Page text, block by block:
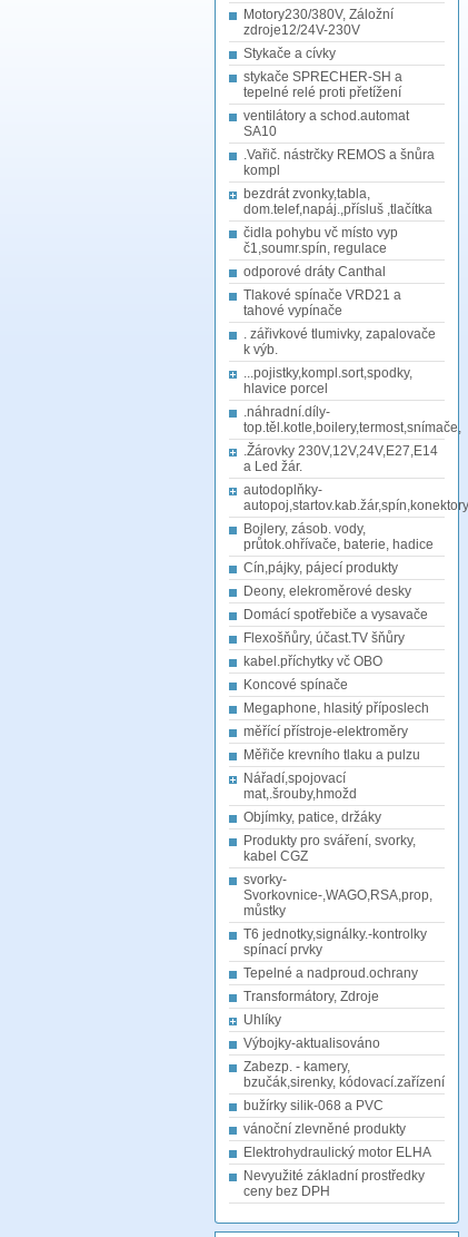
Motory230/380V, Záložní
zdroje12/24V-230V
Stykače a cívky
stykače SPRECHER-SH a
tepelné relé proti přetížení
ventilátory a schod.automat
SA10
.Vařič. nástrčky REMOS a šnůra
kompl
bezdrát zvonky,tabla,
dom.telef,napáj.,přísluš ,tlačítka
čidla pohybu vč místo vyp
č1,soumr.spín, regulace
odporové dráty Canthal
Tlakové spínače VRD21 a
tahové vypínače
. zářivkové tlumivky, zapalovače
k výb.
...pojistky,kompl.sort,spodky,
hlavice porcel
.náhradní.díly-
top.těl.kotle,boilery,termost,snímače,
.Žárovky 230V,12V,24V,E27,E14
a Led žár.
autodoplňky-
Bojlery, zásob. vody,
průtok.ohřívače, baterie, hadice
Cín,pájky, pájecí produkty
Deony, elekroměrové desky
Domácí spotřebiče a vysavače
Flexošňůry, účast.TV šňůry
kabel.příchytky vč OBO
Koncové spínače
Megaphone, hlasitý příposlech
měřící přístroje-elektroměry
Měřiče krevního tlaku a pulzu
Nářadí,spojovací
mat,.šrouby,hmožd
Objímky, patice, držáky
Produkty pro sváření, svorky,
kabel CGZ
svorky-
Svorkovnice-,WAGO,RSA,prop,
můstky
T6 jednotky,signálky.-kontrolky
spínací prvky
Tepelné a nadproud.ochrany
Transformátory, Zdroje
Uhlíky
Výbojky-aktualisováno
Zabezp. - kamery,
bzučák,sirenky, kódovací.zařízení
bužírky silik-068 a PVC
vánoční zlevněné produkty
Elektrohydraulický motor ELHA
Nevyužité základní prostředky
ceny bez DPH